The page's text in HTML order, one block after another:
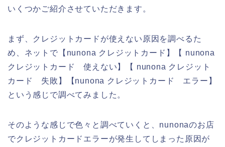
いくつかご紹介させていただきます。
まず、クレジットカードが使えない原因を調べるた
め、ネットで【nunona クレジットカード】【 nunona
クレジットカード 使えない】【 nunona クレジット
カード 失敗】【nunona クレジットカード エラー】
という感じで調べてみました。
そのような感じで色々と調べていくと、nunonaのお店
でクレジットカードエラーが発生してしまった原因が